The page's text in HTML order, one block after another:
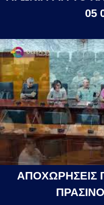
05
ΑΠΟΧΩΡΗΣΕΙΣ